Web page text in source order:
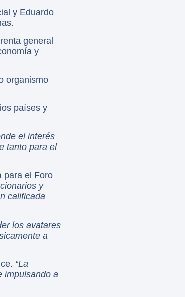
y Eduardo
general
y
organismo
países y
el interés
tanto para el
para el Foro
y
calificada
los avatares
a
“La
impulsando a